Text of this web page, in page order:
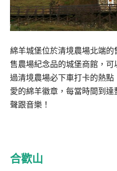
綿羊城堡位於清境農場北端
售農場紀念品的城堡商館，
過清境農場必下車打卡的熱
愛的綿羊徽章，每當時間到
聲跟音樂！
合歡山